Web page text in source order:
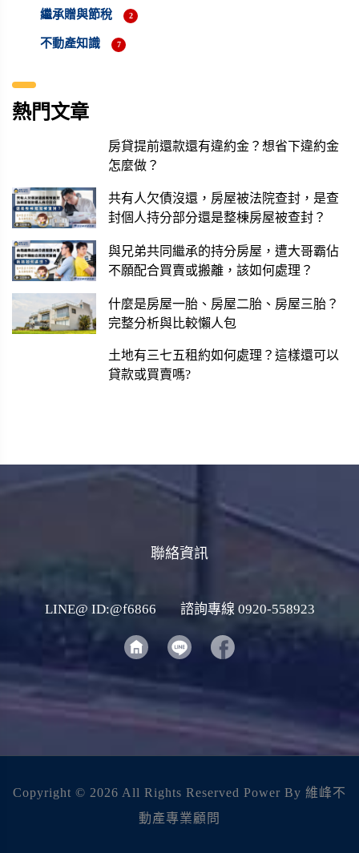
繼承贈與節稅 2
不動產知識 7
熱門文章
房貸提前還款還有違約金？想省下違約金
怎麼做？
共有人欠債沒還，房屋被法院查封，是查
封個人持分部分還是整棟房屋被查封？
與兄弟共同繼承的持分房屋，遭大哥霸佔
不願配合買賣或搬離，該如何處理？
什麼是房屋一胎、房屋二胎、房屋三胎？
完整分析與比較懶人包
土地有三七五租約如何處理？這樣還可以
貸款或買賣嗎?
聯絡資訊
LINE@ ID:@f6866 諮詢專線 0920-558923
Copyright © 2026 All Rights Reserved Power By 維峰不
動產專業顧問